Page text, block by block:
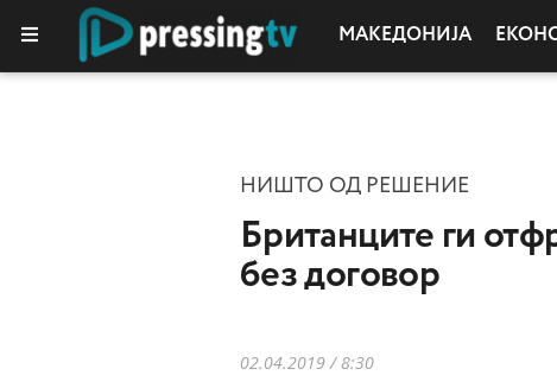
МАКЕДОНИЈА
НИШТО ОД РЕШЕНИЕ
Британците ги
без договор
02.04.2019 / 8:30